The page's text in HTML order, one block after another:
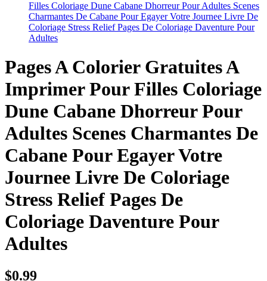
Filles Coloriage Dune Cabane Dhorreur Pour Adultes Scenes
Charmantes De Cabane Pour Egayer Votre Journee Livre De
Coloriage Stress Relief Pages De Coloriage Daventure Pour
Adultes
Pages A Colorier Gratuites A
Imprimer Pour Filles Coloriage
Dune Cabane Dhorreur Pour
Adultes Scenes Charmantes De
Cabane Pour Egayer Votre
Journee Livre De Coloriage
Stress Relief Pages De
Coloriage Daventure Pour
Adultes
$0.99